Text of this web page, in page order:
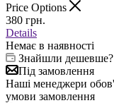
Price Options
380 грн.
Details
Немає в наявності
Знайшли дешевше?
Під замовлення
Наші менеджери
умови замовлення